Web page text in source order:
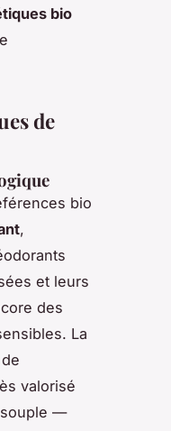
bio
de
bio
,
et leurs
des
La
valorisé
souple —